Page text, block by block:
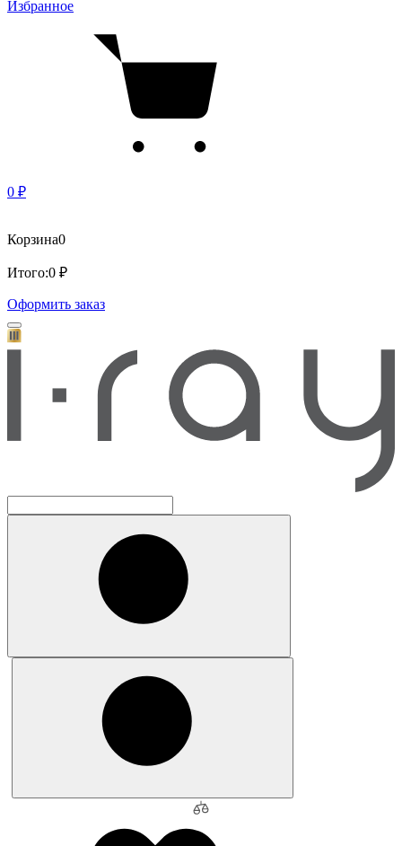
Избранное
0 ₽
Корзина0
Итого:0 ₽
Оформить заказ